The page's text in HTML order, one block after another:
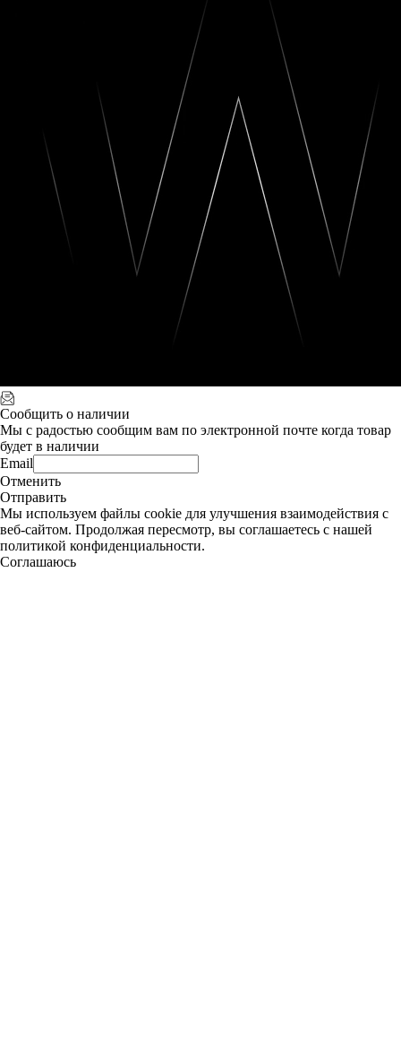
Сообщить о наличии
Мы с радостью сообщим вам по электронной почте когда товар
будет в наличии
Email
Отменить
Отправить
Мы используем файлы cookie для улучшения взаимодействия с
веб-сайтом. Продолжая пересмотр, вы соглашаетесь с нашей
политикой конфиденциальности.
Соглашаюсь